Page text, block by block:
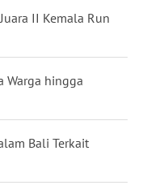
II Kemala Run
Warga hingga
Bali Terkait